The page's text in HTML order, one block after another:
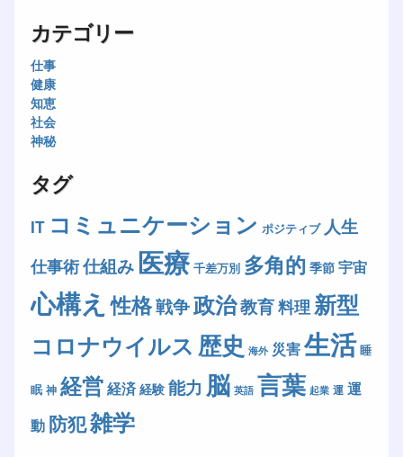
カテゴリー
仕事
健康
知恵
社会
神秘
タグ
IT コミュニケーション ポジティブ 人生
仕事術仕組み医療 千差万別 多角的 季節 宇宙
心構え 性格戦争政治教育料理 新型
コロナウイルス 歴史 海外 災害生活 睡
眠 神 経営経済 経験 能力 脳 英語 言葉 起業 運 運
動 防犯雑学